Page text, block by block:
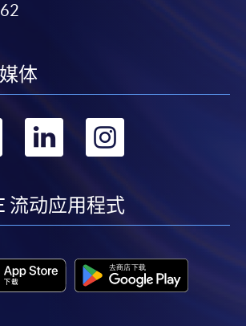
体
转
youtube
转
linkedin
转
流动应用程式